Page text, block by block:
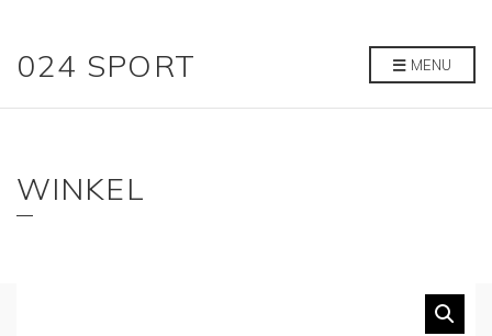
024 SPORT MENU
WINKEL